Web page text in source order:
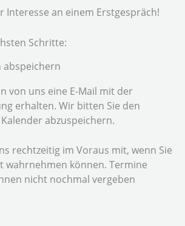
Interesse an einem Erstgespräch!
Schritte:
abspeichern
von uns eine E-Mail mit der
erhalten. Wir bitten Sie den
abzuspeichern.
rechtzeitig im Voraus mit, wenn Sie
wahrnehmen können. Termine
nicht nochmal vergeben